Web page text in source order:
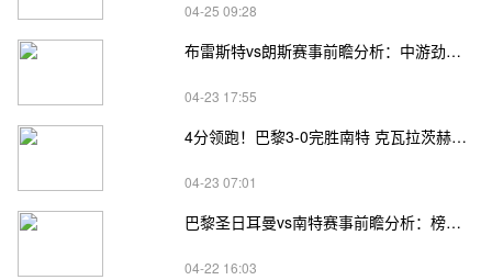
04-25 09:28
布雷斯特vs朗斯赛事前瞻分析：中游劲旅迎强敌，朗斯争冠不容有失
04-23 17:55
4分领跑！巴黎3-0完胜南特 克瓦拉茨赫利亚点射+凌波微步双响
04-23 07:01
巴黎圣日耳曼vs南特赛事前瞻分析：榜首豪门对决保级困兽
04-22 16:03